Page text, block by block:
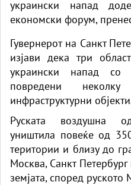
украински напад
економски форум,
Гувернерот на Санкт
изјави дека три
украински напад
повредени
инфраструктурни
Руската воздушна
уништила повеќе од
територии и близу до
Москва, Санкт
земјата, според